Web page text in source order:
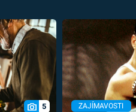
5 ZAJÍMAVOSTI